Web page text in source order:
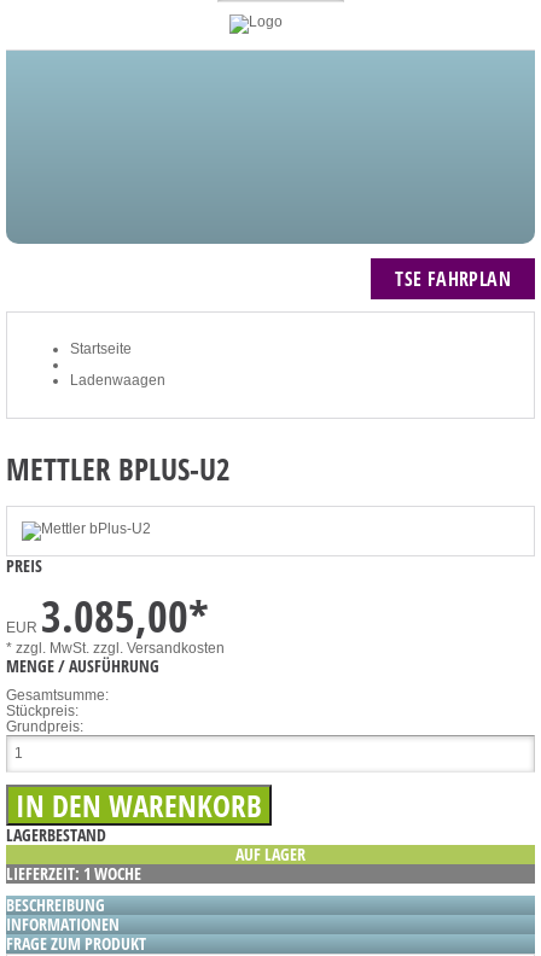
TSE FAHRPLAN
Startseite
Ladenwaagen
METTLER BPLUS-U2
PREIS
EUR 3.085,00*
* zzgl. MwSt. zzgl. Versandkosten
MENGE / AUSFÜHRUNG
Gesamtsumme:
Stückpreis:
Grundpreis:
LAGERBESTAND
AUF LAGER
LIEFERZEIT: 1 WOCHE
BESCHREIBUNG
INFORMATIONEN
FRAGE ZUM PRODUKT